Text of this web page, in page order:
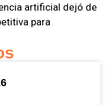
artificial dejó de
para